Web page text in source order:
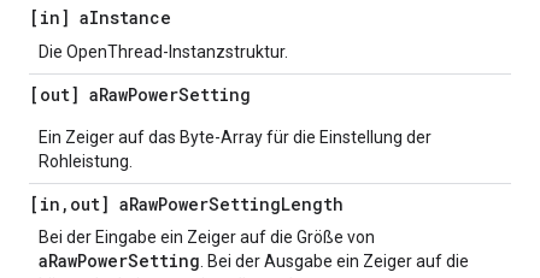
[in] aInstance
Die OpenThread-Instanzstruktur.
[out] aRawPowerSetting
Ein Zeiger auf das Byte-Array für die Einstellung der
Rohleistung.
[in , out] aRawPowerSettingLength
Bei der Eingabe ein Zeiger auf die Größe von
aRawPowerSetting . Bei der Ausgabe ein Zeiger auf die